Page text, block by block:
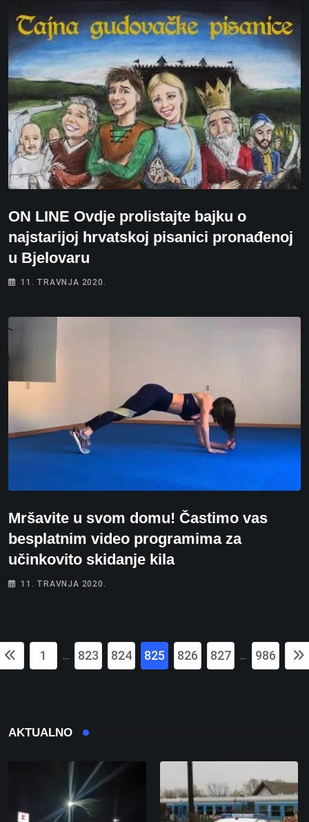
ON LINE Ovdje prolistajte bajku o
najstarijoj hrvatskoj pisanici pronađenoj
u Bjelovaru
11. TRAVNJA 2020.
Mršavite u svom domu! Častimo vas
besplatnim video programima za
učinkovito skidanje kila
11. TRAVNJA 2020.
1 ... 823 824 825 826 827 ... 986
AKTUALNO